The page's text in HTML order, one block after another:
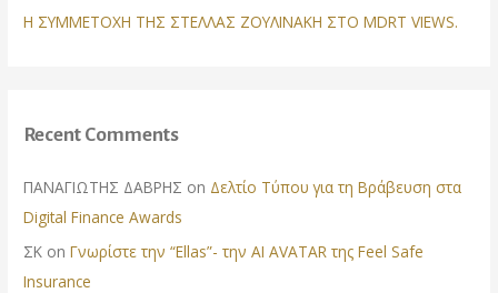
Η ΣΥΜΜΕΤΟΧΗ ΤΗΣ ΣΤΕΛΛΑΣ ΖΟΥΛΙΝΑΚΗ ΣΤΟ MDRT VIEWS.
Recent Comments
ΠΑΝΑΓΙΩΤΗΣ ΔΑΒΡΗΣ on Δελτίο Τύπου για τη Βράβευση στα
Digital Finance Awards
ΣΚ onΓνωρίστε την “Ellas”- την AI AVATAR της Feel Safe
Insurance